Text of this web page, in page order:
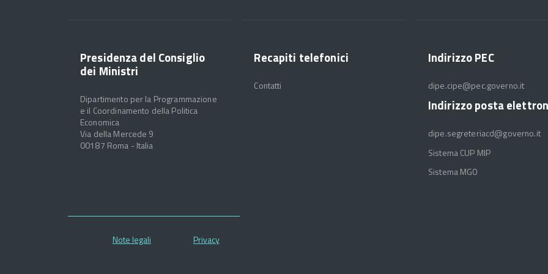
Presidenza del Consiglio
dei Ministri
Dipartimento per la Programmazione
e il Coordinamento della Politica
Economica
Via della Mercede 9
00187 Roma - Italia
Recapiti telefonici
Contatti
Indirizzo PEC
dipe.cipe@pec.governo.it
Indirizzo posta
dipe.segreteriacd@governo.it
Sistema CUP MIP
Sistema MGO
Note legali Privacy